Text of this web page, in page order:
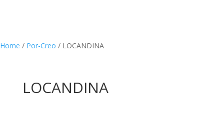
Home / Por-Creo / LOCANDINA
LOCANDINA